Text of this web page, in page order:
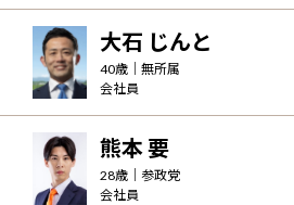
大石 じんと
40歳｜ 無所属
会社員
熊本 要
28歳｜ 参政党
会社員